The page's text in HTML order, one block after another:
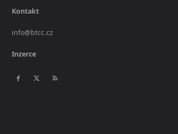
Kontakt
info@btcc.cz
Inzerce